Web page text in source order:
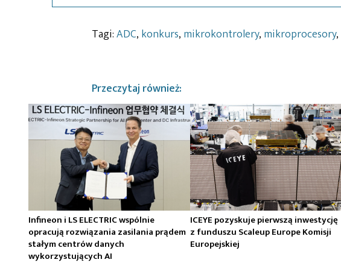
Tagi:ADC, konkurs, mikrokontrolery, mikroprocesory,
Przeczytaj również:
Infineon i LS ELECTRIC wspólnie
opracują rozwiązania zasilania prądem
stałym centrów danych
wykorzystujących AI
ICEYE pozyskuje pierwszą inwestycję
z funduszu Scaleup Europe Komisji
Europejskiej